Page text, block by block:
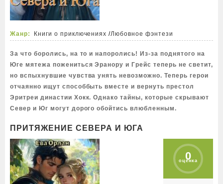
Жанр: Книги о приключениях /Любовное фэнтези
За что боролись, на то и напоролись! Из-за поднятого на
Юге мятежа пожениться Эранору и Грейс теперь не светит,
но вспыхнувшие чувства унять невозможно. Теперь герои
отчаянно ищут способбыть вместе и вернуть престол
Эритреи династии Хокк. Однако тайны, которые скрывают
Север и Юг могут дорого обойтись влюбленным.
ПРИТЯЖЕНИЕ СЕВЕРА И ЮГА
0
оценка